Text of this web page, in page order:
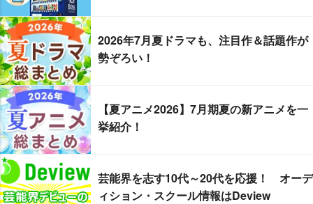
2026年7月夏ドラマも、注目作＆話題作が
勢ぞろい！
【夏アニメ2026】7月期夏の新アニメを一
挙紹介！
芸能界を志す10代～20代を応援！ オーデ
ィション・スクール情報はDeview